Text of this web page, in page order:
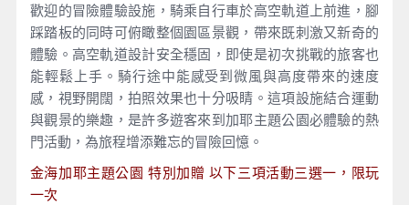
歡迎的冒險體驗設施，騎乘自行車於高空軌道上前進，腳
踩踏板的同時可俯瞰整個園區景觀，帶來既刺激又新奇的
體驗。高空軌道設計安全穩固，即使是初次挑戰的旅客也
能輕鬆上手。騎行途中能感受到微風與高度帶來的速度
感，視野開闊，拍照效果也十分吸睛。這項設施結合運動
與觀景的樂趣，是許多遊客來到加耶主題公園必體驗的熱
門活動，為旅程增添難忘的冒險回憶。
⾦海加耶主題公園 特別加贈 以下三項活動三選一，限玩
一次